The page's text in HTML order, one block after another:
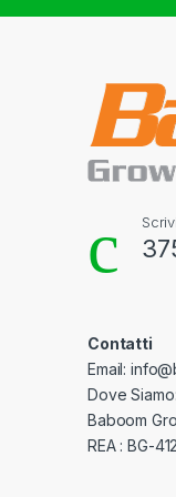
Contatti
Email:
Dove
Baboom
REA : BG-